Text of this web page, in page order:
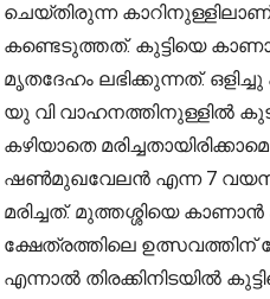
ചെയ്തിരുന്ന
കണ്ടെടുത്തത്. കുട്ടിയെ
മൃതദേഹം ലഭിക്കുന്നത്.
യു വി വാഹനത്തിനുള്ളിൽ
കഴിയാതെ
ഷൺമുഖവേലൻ എന്ന 7
മരിച്ചത്. മുത്തശ്ശിയെ
ക്ഷേത്രത്തിലെ ഉത്സവത്തിന്
എന്നാൽ തിരക്കിനിടയിൽ